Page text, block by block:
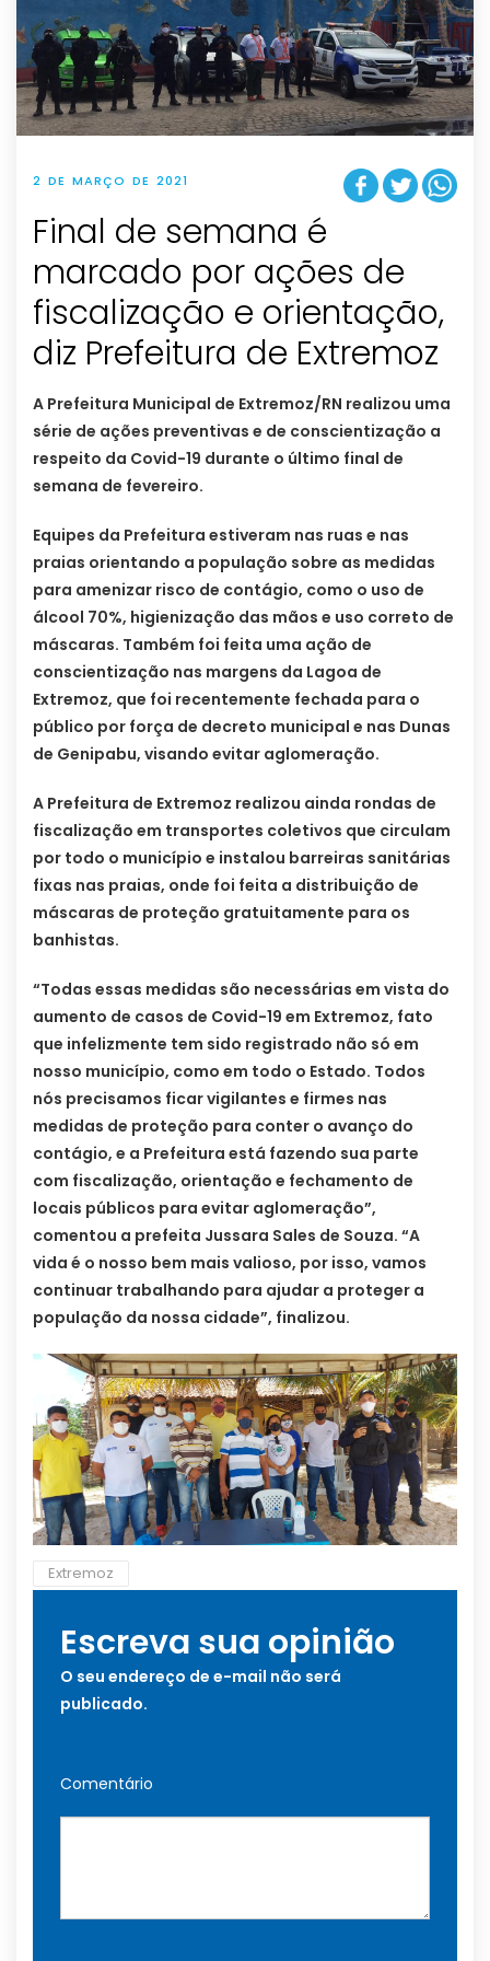
2 DE MARÇO DE 2021
Final de semana é
marcado por ações de
fiscalização e orientação,
diz Prefeitura de Extremoz
A Prefeitura Municipal de Extremoz/RN realizou uma
série de ações preventivas e de conscientização a
respeito da Covid-19 durante o último final de
semana de fevereiro.
Equipes da Prefeitura estiveram nas ruas e nas
praias orientando a população sobre as medidas
para amenizar risco de contágio, como o uso de
álcool 70%, higienização das mãos e uso correto de
máscaras. Também foi feita uma ação de
conscientização nas margens da Lagoa de
Extremoz, que foi recentemente fechada para o
público por força de decreto municipal e nas Dunas
de Genipabu, visando evitar aglomeração.
A Prefeitura de Extremoz realizou ainda rondas de
fiscalização em transportes coletivos que circulam
por todo o município e instalou barreiras sanitárias
fixas nas praias, onde foi feita a distribuição de
máscaras de proteção gratuitamente para os
banhistas.
“Todas essas medidas são necessárias em vista do
aumento de casos de Covid-19 em Extremoz, fato
que infelizmente tem sido registrado não só em
nosso município, como em todo o Estado. Todos
nós precisamos ficar vigilantes e firmes nas
medidas de proteção para conter o avanço do
contágio, e a Prefeitura está fazendo sua parte
com fiscalização, orientação e fechamento de
locais públicos para evitar aglomeração”,
comentou a prefeita Jussara Sales de Souza. “A
vida é o nosso bem mais valioso, por isso, vamos
continuar trabalhando para ajudar a proteger a
população da nossa cidade”, finalizou.
Extremoz
Escreva sua opinião
O seu endereço de e-mail não será
publicado.
Comentário